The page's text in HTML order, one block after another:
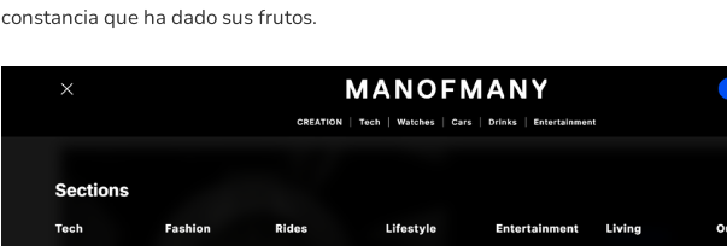
constancia que ha dado sus frutos.